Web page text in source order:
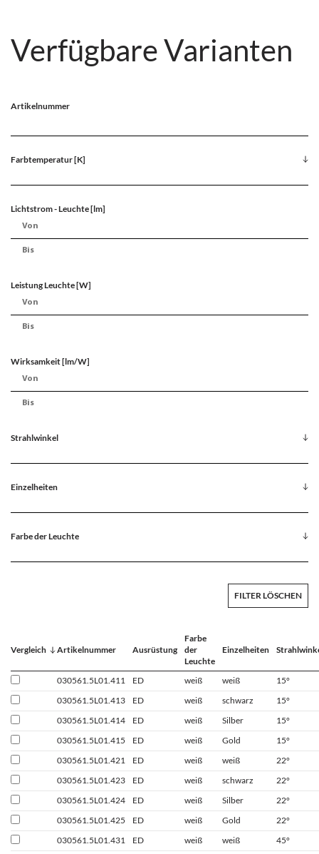
Verfügbare Varianten
Artikelnummer
Farbtemperatur [K]
Lichtstrom - Leuchte [lm]
Leistung Leuchte [W]
Wirksamkeit [lm/W]
Strahlwinkel
Einzelheiten
Farbe der Leuchte
FILTER LÖSCHEN
Vergleich Artikelnummer Ausrüstung
Farbe
der
Leuchte
Einzelheiten
030561.5L01.411 ED weiß weiß
15°
030561.5L01.413
ED weiß schwarz
15°
030561.5L01.414
ED weiß Silber
15°
030561.5L01.415
ED weiß Gold
15°
030561.5L01.421
ED weiß weiß
22°
030561.5L01.423
ED weiß schwarz
22°
030561.5L01.424
ED weiß Silber
22°
030561.5L01.425
ED weiß Gold
22°
030561.5L01.431
ED weiß weiß
45°